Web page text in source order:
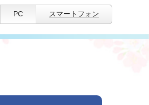
PC スマートフォン